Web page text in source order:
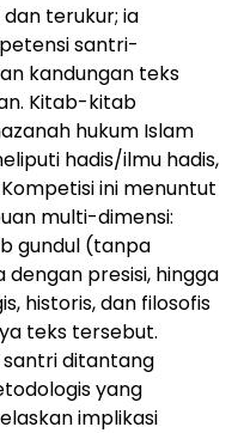
terukur; ia
santri-
kandungan teks
Kitab-kitab
hukum Islam
hadis/ilmu hadis,
ini menuntut
multi-dimensi:
gundul (tanpa
presisi, hingga
historis, dan filosofis
teks tersebut.
santri ditantang
yang
implikasi